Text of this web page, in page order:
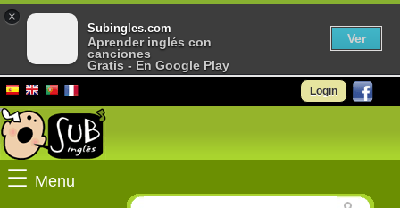
Login
☰ Menu
×
Subingles.com
Aprender inglés con
canciones
Gratis - En Google Play
Ver